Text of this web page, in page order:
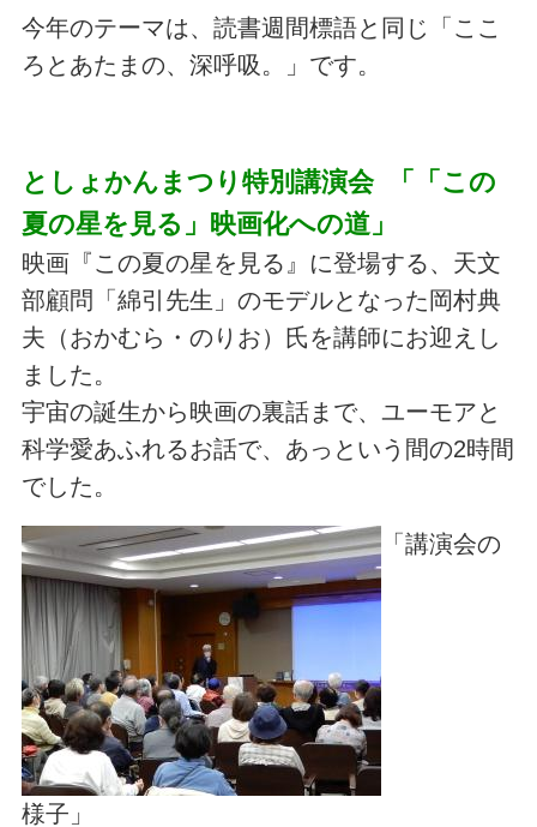
今年のテーマは、読書週間標語と同じ「ここ
ろとあたまの、深呼吸。」です。
としょかんまつり特別講演会 「「この
夏の星を見る」映画化への道」
映画『この夏の星を見る』に登場する、天文
部顧問「綿引先生」のモデルとなった岡村典
夫（おかむら・のりお）氏を講師にお迎えし
ました。
宇宙の誕生から映画の裏話まで、ユーモアと
科学愛あふれるお話で、あっという間の2時間
でした。
「講演会の
様子」